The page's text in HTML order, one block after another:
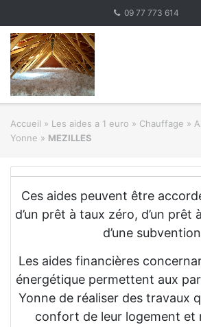
content
09 77 773 614
Accueil » Les aides a 1 euro » Chauffage »
Yonne » MEZILLES
Ces aides peuvent être
d’un prêt à taux zéro, d’un prêt
d’une
Les aides financières
énergétique permettent aux
Yonne de réaliser des travaux
confort de leur logement et